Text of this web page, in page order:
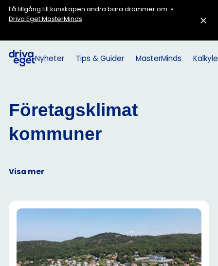
Få tillgång till kunskapen andra bara drömmer om. »
Driva Eget MasterMinds
Nyheter Tips & Guider MasterMinds
Företagsklimat
kommuner
Visa mer